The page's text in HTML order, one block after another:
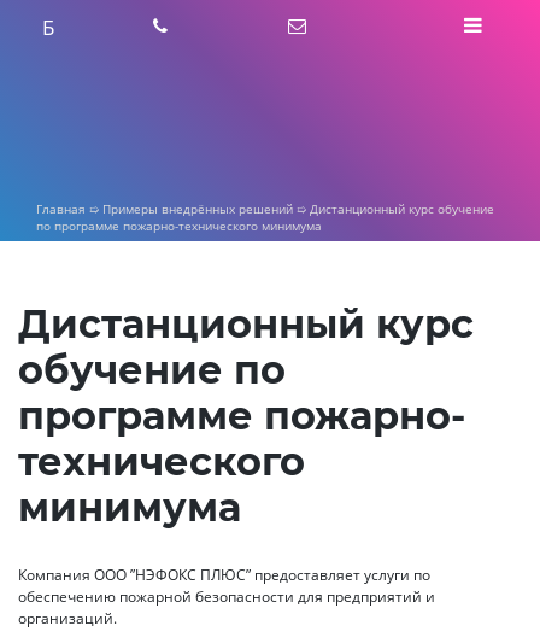
Б
Главная ➯ Примеры внедрённых решений ➯ Дистанционный курс обучение
по программе пожарно-технического минимума
Дистанционный курс
обучение по
программе пожарно-
технического
минимума
Компания ООО ”НЭФОКС ПЛЮС” предоставляет услуги по
обеспечению пожарной безопасности для предприятий и
организаций.